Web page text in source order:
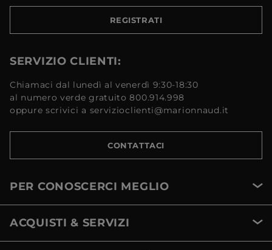
REGISTRATI
SERVIZIO CLIENTI:
Chiamaci dal lunedì al venerdì 9:30-18:30
al numero verde gratuito 800.914.998
oppure scrivici a servizioclienti@marionnaud.it
CONTATTACI
PER CONOSCERCI MEGLIO
ACQUISTI & SERVIZI